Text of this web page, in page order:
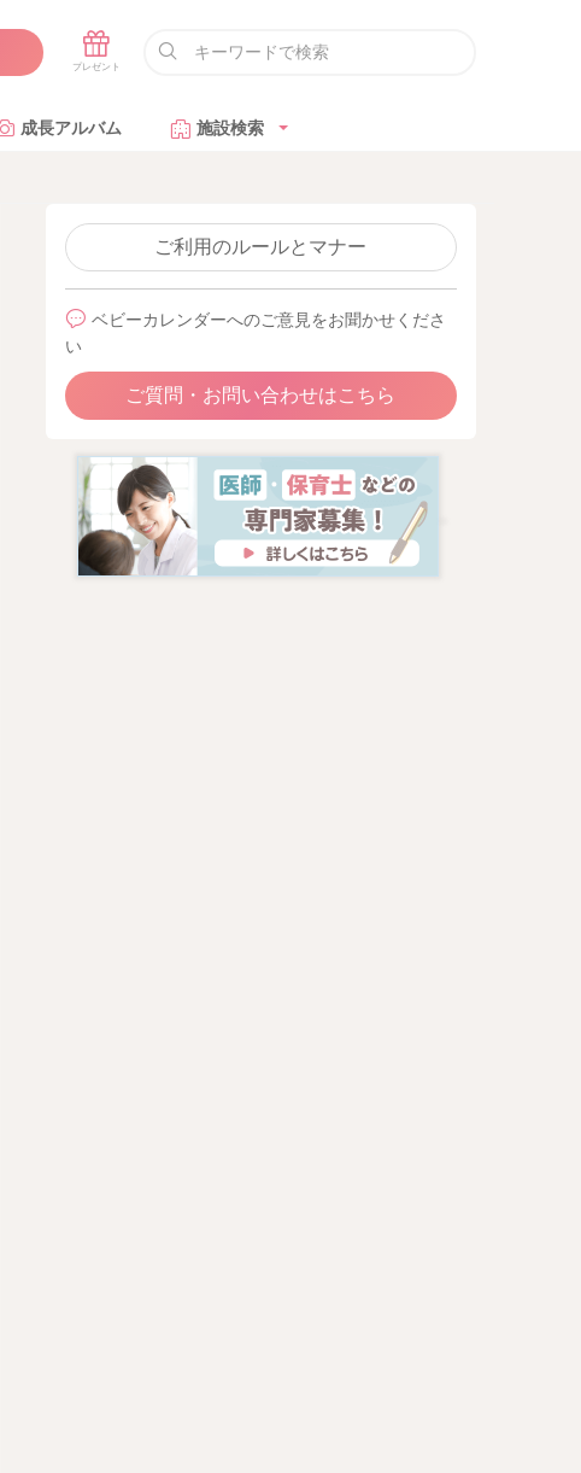
成長アルバム 施設検索
ご利用のルールとマナー
ベビーカレンダーへのご意見をお聞かせくださ
い
ご質問・お問い合わせはこちら